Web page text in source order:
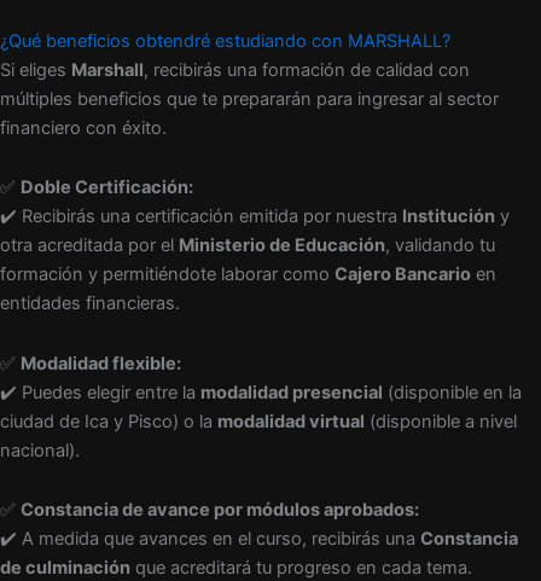
¿Qué beneficios obtendré estudiando con MARSHALL?
Si eliges Marshall, recibirás una formación de calidad con
múltiples beneficios que te prepararán para ingresar al sector
financiero con éxito.
✅ Doble Certificación:
✔️ Recibirás una certificación emitida por nuestra Institución y
otra acreditada por el Ministerio de Educación, validando tu
formación y permitiéndote laborar como Cajero Bancario en
entidades financieras.
✅ Modalidad flexible:
✔️ Puedes elegir entre la modalidad presencial (disponible en la
ciudad de Ica y Pisco) o la modalidad virtual (disponible a nivel
nacional).
✅ Constancia de avance por módulos aprobados:
✔️ A medida que avances en el curso, recibirás una Constancia
de culminación que acreditará tu progreso en cada tema.